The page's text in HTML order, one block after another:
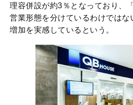
理容併設が約3％となっており、
営業形態を分けているわけではな
増加を実感しているという。